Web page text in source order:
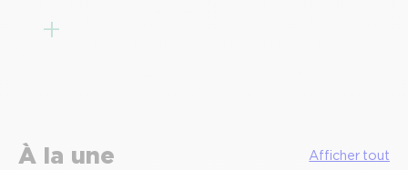
À la une Afficher tout